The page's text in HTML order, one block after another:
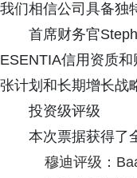
我们相信公司具备独
首席财务官
ESENTIA信用资质
张计划和长期增长战
投资级评级
本次票据获得了
穆迪评级：